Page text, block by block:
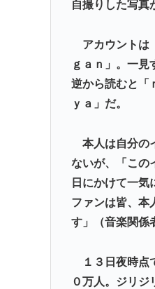
自撮りした写真
アカウントは
ｇａｎ」。一見
逆から読むと「
ｙａ」だ。
本人は自分の
ないが、「この
日にかけて一気
ファンは皆、本
す」（音楽関係
１３日夜時点
０万人。ジリジ